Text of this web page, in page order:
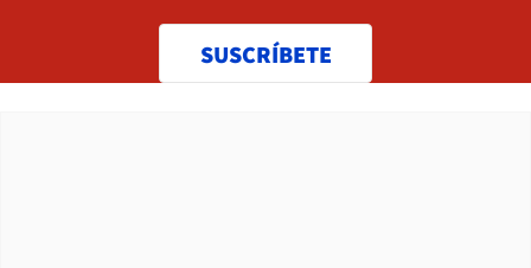
SUSCRÍBETE